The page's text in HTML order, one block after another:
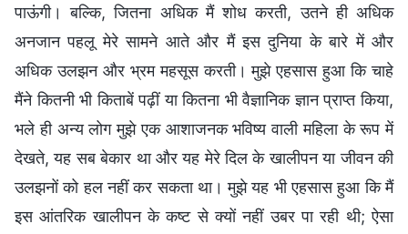
पाऊंगी। बल्कि, जितना अधिक मैं शोध करती, उतने ही अधिक
अनजान पहलू मेरे सामने आते और मैं इस दुनिया के बारे में और
अधिक उलझन और भ्रम महसूस करती। मुझे एहसास हुआ कि चाहे
मैंने कितनी भी किताबें पढ़ीं या कितना भी वैज्ञानिक ज्ञान प्राप्त किया,
भले ही अन्य लोग मुझे एक आशाजनक भविष्य वाली महिला के रूप में
देखते, यह सब बेकार था और यह मेरे दिल के खालीपन या जीवन की
उलझनों को हल नहीं कर सकता था। मुझे यह भी एहसास हुआ कि मैं
इस आंतरिक खालीपन के कष्ट से क्यों नहीं उबर पा रही थी; ऐसा